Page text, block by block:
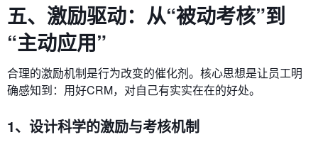
五、激励驱动：从“被动考核”到
“主动应用”
合理的激励机制是行为改变的催化剂。核心思想是让员工明
确感知到：用好CRM，对自己有实实在在的好处。
1、设计科学的激励与考核机制